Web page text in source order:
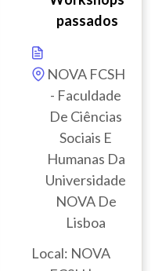
passados
NOVA FCSH
- Faculdade
De Ciências
Sociais E
Humanas Da
Universidade
NOVA De
Lisboa
Local: NOVA